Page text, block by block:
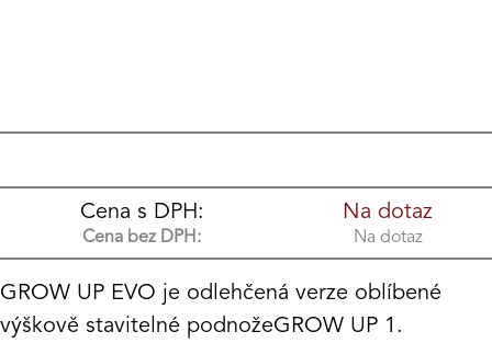
GROW UP EVO je odlehčená verze oblíbené
výškově stavitelné podnožeGROW UP 1 .
Cena s DPH: Na dotaz
Cena bez DPH: Na dotaz